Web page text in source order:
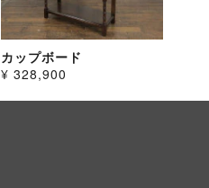
カップボード
¥ 328,900